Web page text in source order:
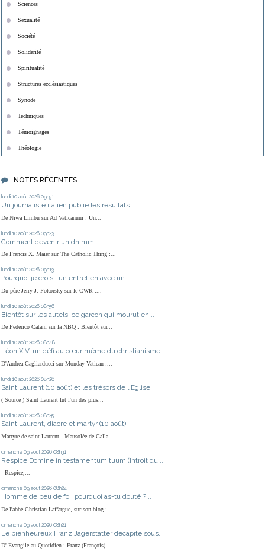
Sciences
Sexualité
Société
Solidarité
Spiritualité
Structures ecclésiastiques
Synode
Techniques
Témoignages
Théologie
NOTES RÉCENTES
lundi 10 août 2026 09h51
Un journaliste italien publie les résultats...
De Niwa Limbu sur Ad Vaticanum : Un...
lundi 10 août 2026 09h23
Comment devenir un dhimmi
De Francis X. Maier sur The Catholic Thing :...
lundi 10 août 2026 09h13
Pourquoi je crois : un entretien avec un...
Du père Jerry J. Pokorsky sur le CWR :...
lundi 10 août 2026 08h56
Bientôt sur les autels, ce garçon qui mourut en...
De Federico Catani sur la NBQ : Bientôt sur...
lundi 10 août 2026 08h48
Léon XIV, un défi au cœur même du christianisme
D'Andrea Gagliarducci sur Monday Vatican :...
lundi 10 août 2026 08h26
Saint Laurent (10 août) et les trésors de l'Eglise
( Source ) Saint Laurent fut l'un des plus...
lundi 10 août 2026 08h25
Saint Laurent, diacre et martyr (10 août)
Martyre de saint Laurent - Mausolée de Galla...
dimanche 09 août 2026 08h31
Respice Domine in testamentum tuum (Introit du...
Respice,...
dimanche 09 août 2026 08h24
Homme de peu de foi, pourquoi as-tu douté ?...
De l'abbé Christian Laffargue, sur son blog :...
dimanche 09 août 2026 08h21
Le bienheureux Franz Jägerstätter décapité sous...
D' Evangile au Quotidien : Franz (François)...